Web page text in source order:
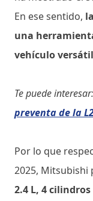
En ese sentido,
una
vehículo
Te puede interesar:
preventa de la
Por lo que
2025, Mitsubishi
2.4 L, 4